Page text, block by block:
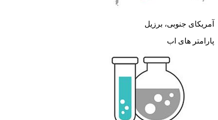
آمریکای جنوبی، برزیل
پارامتر های اب